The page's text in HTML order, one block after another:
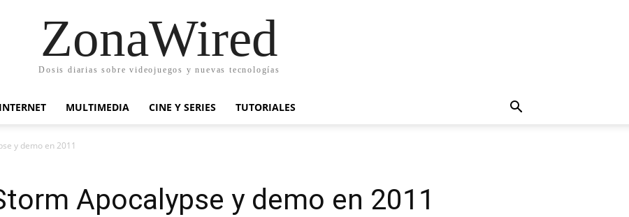
ZonaWired
Dosis diarias sobre videojuegos y nuevas tecnologías
INTERNET MULTIMEDIA CINE Y SERIES TUTORIALES
y demo en 2011
Apocalypse y demo en 2011